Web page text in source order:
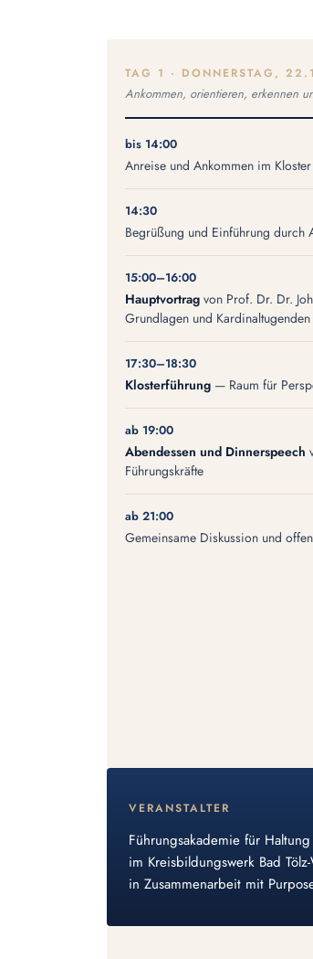
TAG 1 · DONNERSTAG,
Ankommen, orientieren, erkennen
bis 14:00
Anreise und Ankommen im
14:30
Begrüßung und Einführung durch
15:00–16:00
Hauptvortrag von Prof. Dr. Dr.
Grundlagen und
17:30–18:30
Klosterführung — Raum für
ab 19:00
Abendessen und Dinnerspeech
Führungskräfte
ab 21:00
Gemeinsame Diskussion und
VERANSTALTER
Führungsakademie für
im Kreisbildungswerk Bad
in Zusammenarbeit mit